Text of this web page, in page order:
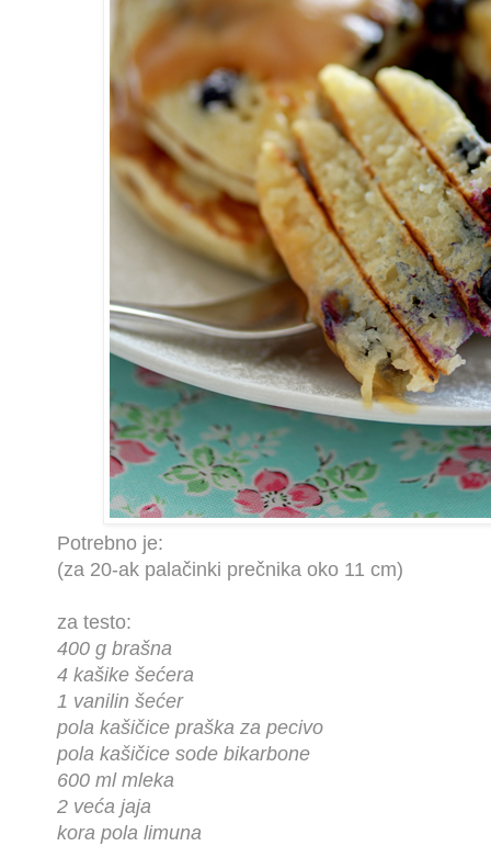
Potrebno je:
(za 20-ak palačinki prečnika oko 11 cm)
za testo:
400 g brašna
4 kašike šećera
1 vanilin šećer
pola kašičice praška za pecivo
pola kašičice sode bikarbone
600 ml mleka
2 veća jaja
kora pola limuna